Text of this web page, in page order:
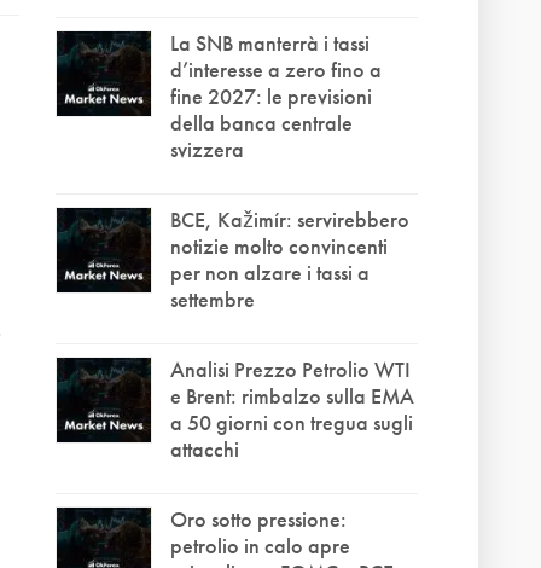
La SNB manterrà i tassi
d’interesse a zero fino a
fine 2027: le previsioni
della banca centrale
svizzera
BCE, Kažimír: servirebbero
notizie molto convincenti
per non alzare i tassi a
settembre
Analisi Prezzo Petrolio WTI
e Brent: rimbalzo sulla EMA
a 50 giorni con tregua sugli
attacchi
Oro sotto pressione:
petrolio in calo apre